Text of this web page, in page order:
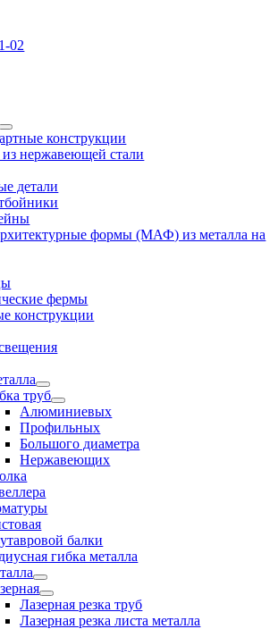
02
конструкции
из нержавеющей стали
детали
формы (МАФ) из металла на
фермы
конструкции
труб
Алюминиевых
Профильных
Большого диаметра
Нержавеющих
балки
гибка металла
Лазерная резка труб
Лазерная резка листа металла